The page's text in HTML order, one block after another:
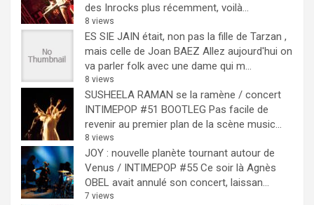
des Inrocks plus récemment, voilà...
8 views
ES SIE JAIN était, non pas la fille de Tarzan ,
mais celle de Joan BAEZ Allez aujourd'hui on
va parler folk avec une dame qui m...
8 views
SUSHEELA RAMAN se la ramène / concert
INTIMEPOP #51 BOOTLEG Pas facile de
revenir au premier plan de la scène music...
8 views
JOY : nouvelle planète tournant autour de
Venus / INTIMEPOP #55 Ce soir là Agnès
OBEL avait annulé son concert, laissan...
7 views